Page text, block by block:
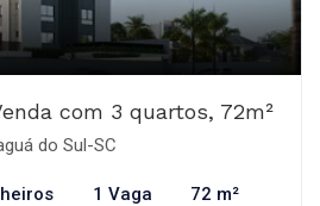
com 3 quartos, 72m²
do Sul-SC
1 Vaga 72 m²